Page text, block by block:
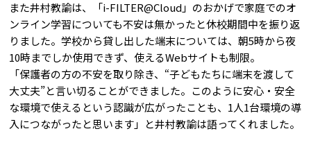
また井村教諭は、「i-FILTER@Cloud」のおかげで家庭でのオ
ンライン学習についても不安は無かったと休校期間中を振り返
りました。学校から貸し出した端末については、朝5時から夜
10時までしか使用できず、使えるWebサイトも制限。
「保護者の方の不安を取り除き、“子どもたちに端末を渡して
大丈夫”と言い切ることができました。このように安心・安全
な環境で使えるという認識が広がったことも、1人1台環境の導
入につながったと思います」と井村教諭は語ってくれました。